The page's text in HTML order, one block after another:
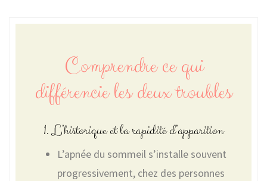
Comprendre ce qui
différencie les deux troubles
1. L’historique et la rapidité d’apparition
L’apnée du sommeil s’installe souvent
progressivement, chez des personnes